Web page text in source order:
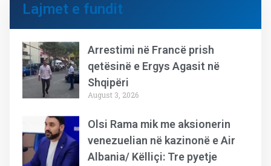
Lajmet e fundit
Arrestimi në Francë prish
qetësinë e Ergys Agasit në
Shqipëri
August 3, 2026
Olsi Rama mik me aksionerin
venezuelian në kazinonë e Air
Albania/ Këlliçi: Tre pyetje